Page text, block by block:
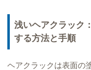
浅いヘアクラック
する方法と手順
ヘアクラックは表面の